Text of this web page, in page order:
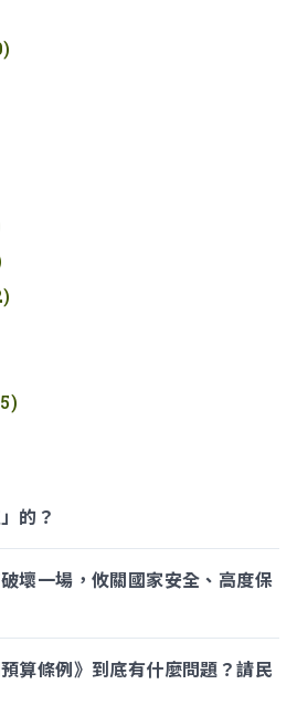
的？
壞一場，攸關國家安全、高度保
算條例》到底有什麼問題？請民